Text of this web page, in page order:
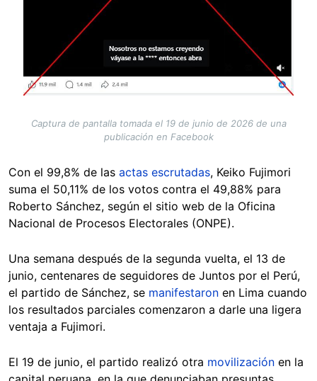
Captura de pantalla tomada el 19 de junio de 2026 de una
publicación en Facebook
Con el 99,8% de las actas escrutadas, Keiko Fujimori
suma el 50,11% de los votos contra el 49,88% para
Roberto Sánchez, según el sitio web de la Oficina
Nacional de Procesos Electorales (ONPE).
Una semana después de la segunda vuelta, el 13 de
junio, centenares de seguidores de Juntos por el Perú,
el partido de Sánchez, se manifestaron en Lima cuando
los resultados parciales comenzaron a darle una ligera
ventaja a Fujimori.
El 19 de junio, el partido realizó otra movilización en la